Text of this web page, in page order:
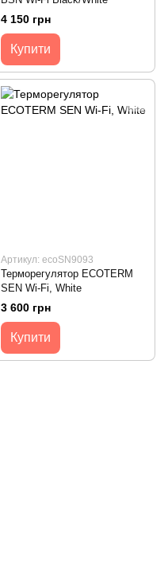
4 150 грн
Купити
Артикул: ecoSN9093
Терморегулятор ECOTERM
SEN Wi-Fi, White
3 600 грн
Купити